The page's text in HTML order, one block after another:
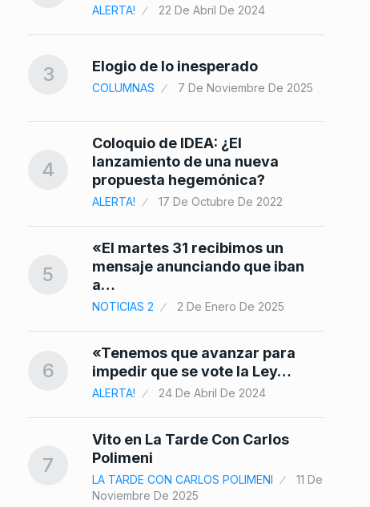
ALERTA! 22 De Abril De 2024
3 Elogio de lo inesperado
COLUMNAS 7 De Noviembre De 2025
4
Coloquio de IDEA: ¿El
lanzamiento de una nueva
propuesta hegemónica?
ALERTA! 17 De Octubre De 2022
5
«El martes 31 recibimos un
mensaje anunciando que iban
a…
NOTICIAS 2 2 De Enero De 2025
6
«Tenemos que avanzar para
impedir que se vote la Ley…
ALERTA! 24 De Abril De 2024
7
Vito en La Tarde Con Carlos
Polimeni
LA TARDE CON CARLOS POLIMENI
11 De
Noviembre De 2025